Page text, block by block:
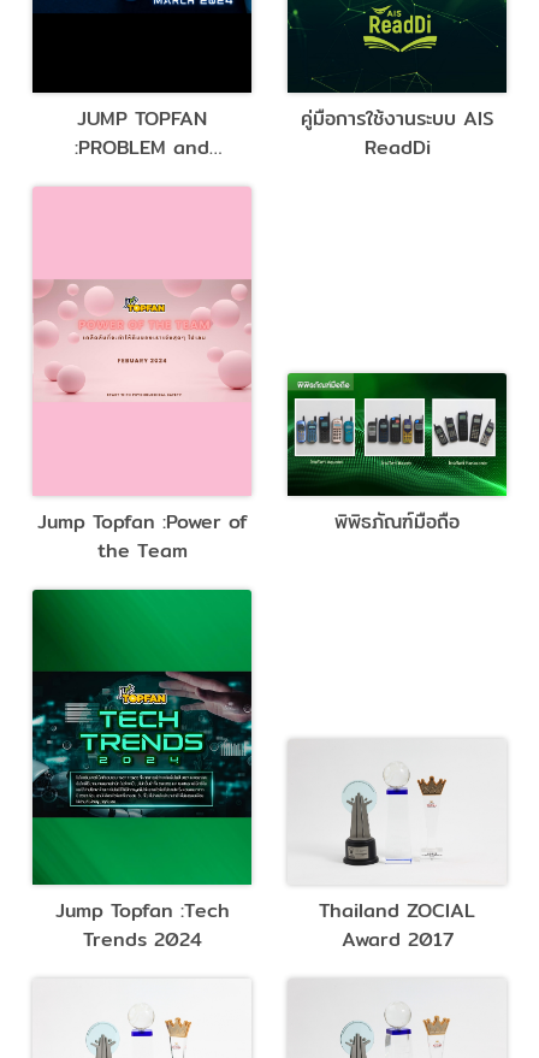
JUMP TOPFAN
:PROBLEM and
คู่มือการใช้งานระบบ AIS
ReadDi
Jump Topfan :Power of
the Team
พิพิธภัณฑ์มือถือ
Jump Topfan :Tech
Trends 2024
Thailand ZOCIAL
Award 2017